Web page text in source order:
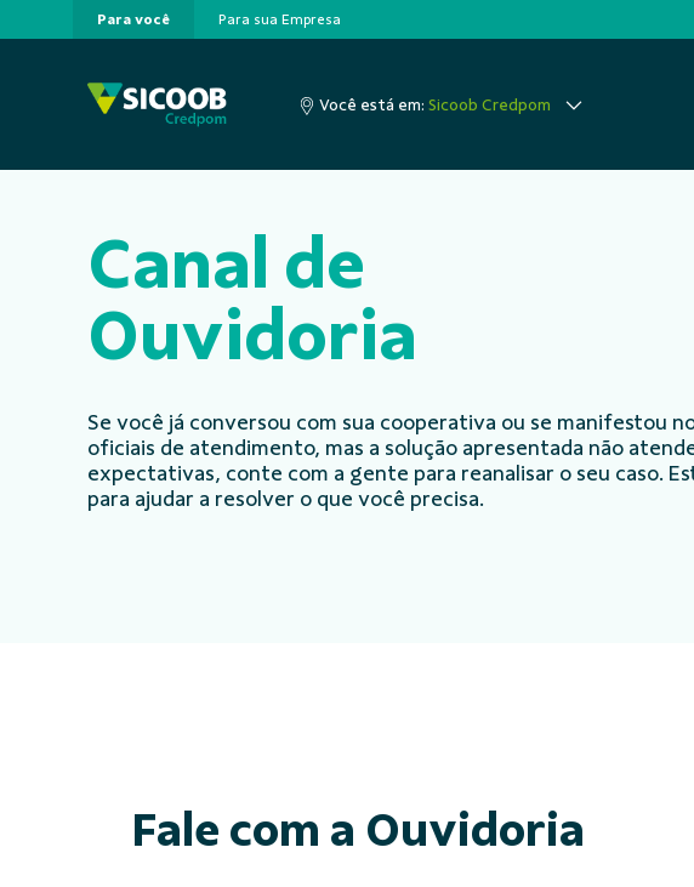
Pular para o Conteúdo principal
Para você Para sua Empresa
Você está em:Sicoob Credpom
Canal de
Ouvidoria
Se você já conversou com sua cooperativa ou se manifestou
oficiais de atendimento, mas a solução apresentada não
expectativas, conte com a gente para reanalisar o seu caso.
para ajudar a resolver o que você precisa.
Fale com a Ouvidoria